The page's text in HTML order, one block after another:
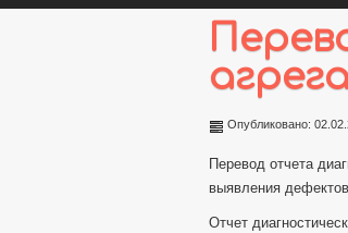
Опубликовано:
Перевод отчета
выявления
Отчет